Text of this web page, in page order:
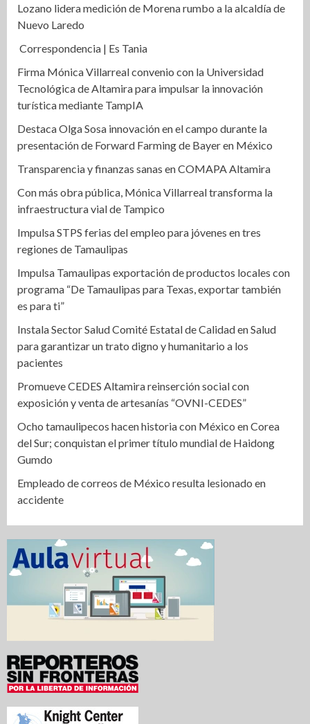
Lozano lidera medición de Morena rumbo a la alcaldía de
Nuevo Laredo
Correspondencia | Es Tania
Firma Mónica Villarreal convenio con la Universidad
Tecnológica de Altamira para impulsar la innovación
turística mediante TampIA
Destaca Olga Sosa innovación en el campo durante la
presentación de Forward Farming de Bayer en México
Transparencia y finanzas sanas en COMAPA Altamira
Con más obra pública, Mónica Villarreal transforma la
infraestructura vial de Tampico
Impulsa STPS ferias del empleo para jóvenes en tres
regiones de Tamaulipas
Impulsa Tamaulipas exportación de productos locales con
programa “De Tamaulipas para Texas, exportar también
es para ti”
Instala Sector Salud Comité Estatal de Calidad en Salud
para garantizar un trato digno y humanitario a los
pacientes
Promueve CEDES Altamira reinserción social con
exposición y venta de artesanías “OVNI-CEDES”
Ocho tamaulipecos hacen historia con México en Corea
del Sur; conquistan el primer título mundial de Haidong
Gumdo
Empleado de correos de México resulta lesionado en
accidente